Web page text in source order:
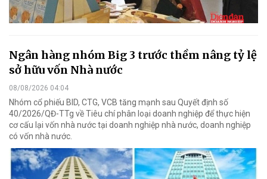
Ngân hàng nhóm Big 3 trước thềm nâng tỷ lệ
sở hữu vốn Nhà nước
08/08/2026 04:04
Nhóm cổ phiếu BID, CTG, VCB tăng mạnh sau Quyết định số
40/2026/QĐ-TTg về Tiêu chí phân loại doanh nghiệp để thực hiện
cơ cấu lại vốn nhà nước tại doanh nghiệp nhà nước, doanh nghiệp
có vốn nhà nước.